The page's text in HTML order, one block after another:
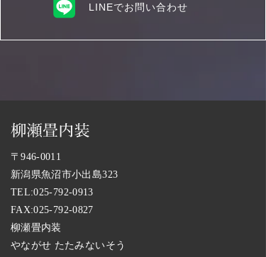
LINEでお問い合わせ
〒946-0011
新潟県魚沼市小出島323
TEL:025-792-0913
FAX:025-792-0827
柳瀬畳内装
やながせ たたみないそう